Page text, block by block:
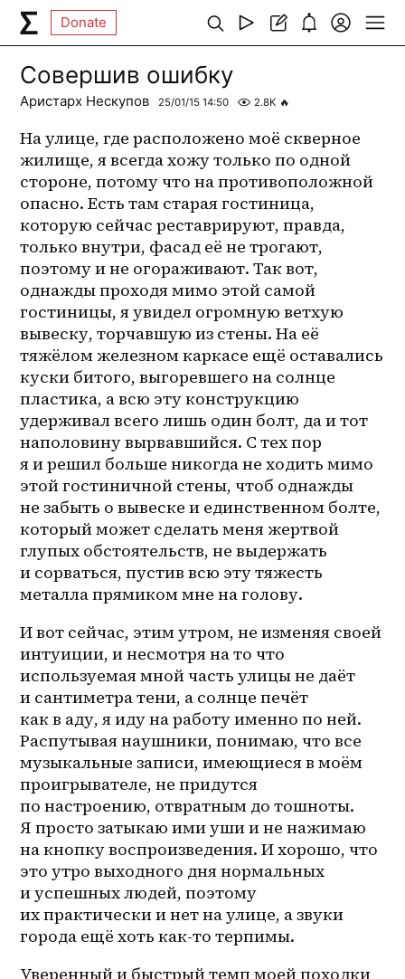
Donate
Совершив ошибку
Аристарх Нескупов 25/01/15 14:50 2.8K 🔥
На улице, где расположено моё скверное
жилище, я всегда хожу только по одной
стороне, потому что на противоположной
опасно. Есть там старая гостиница,
которую сейчас реставрируют, правда,
только внутри, фасад её не трогают,
поэтому и не огораживают. Так вот,
однажды проходя мимо этой самой
гостиницы, я увидел огромную ветхую
вывеску, торчавшую из стены. На её
тяжёлом железном каркасе ещё оставались
куски битого, выгоревшего на солнце
пластика, а всю эту конструкцию
удерживал всего лишь один болт, да и тот
наполовину вырвавшийся. С тех пор
я и решил больше никогда не ходить мимо
этой гостиничной стены, чтоб однажды
не забыть о вывеске и единственном болте,
который может сделать меня жертвой
глупых обстоятельств, не выдержать
и сорваться, пустив всю эту тяжесть
металла прямиком мне на голову.
И вот сейчас, этим утром, не изменяя своей
интуиции, и несмотря на то что
используемая мной часть улицы не даёт
и сантиметра тени, а солнце печёт
как в аду, я иду на работу именно по ней.
Распутывая наушники, понимаю, что все
музыкальные записи, имеющиеся в моём
проигрывателе, не придутся
по настроению, отвратным до тошноты.
Я просто затыкаю ими уши и не нажимаю
на кнопку воспроизведения. И хорошо, что
это утро выходного дня нормальных
и успешных людей, поэтому
их практически и нет на улице, а звуки
города ещё хоть как-то терпимы.
Уверенный и быстрый темп моей походки